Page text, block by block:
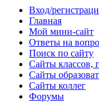
Вход/
Главная
Мой мини-сайт
Ответы на
Поиск по сайту
Сайты классов,
Сайты
Сайты коллег
Форумы